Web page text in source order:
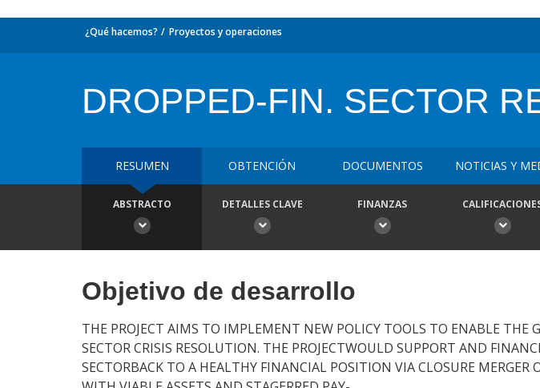
¿Qué hacemos? Proyectos y operaciones
DROPPED-FIN. SECTOR
RESUMEN OBTENCIÓN DOCUMENTOS NOTICIAS Y
ABSTRACTO DETALLES CLAVE FINANZAS
Objetivo de desarrollo
THE PROJECT AIMS TO IMPLEMENT NEW POLICY TOOLS TO ENABLE
SECTOR CRISIS RESOLUTION. THE PROJECTWOULD SUPPORT AND
SECTORBACK TO A HEALTHY FINANCIAL POSITION VIA CLOSURE MERGER